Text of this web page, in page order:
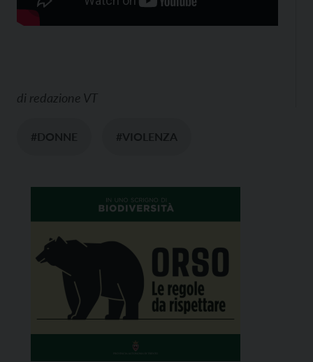
di redazione VT
#DONNE #VIOLENZA